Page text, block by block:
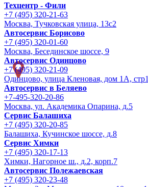
Техцентр - Фили
+7 (495) 320-21-63
Москва, Тучковская улица, 13с2
Автосервис Борисово
+7 (495) 320-01-60
Москва, Бесединское шоссе, 9
Автосервис Одинцово
+7 (495) 320-21-09
Одинцово, улица Кленовая, дом 1А, стр1
Автосервис в Беляево
+7-495-320-20-86
Москва, ул. Академика Опарина, д.5
Сервис Балашиха
+7 (495) 320-20-85
Балашиха, Кучинское шоссе, д.8
Сервис Химки
+7 (495) 320-17-13
Химки, Нагорное ш., д.2, корп.7
Автосервис Полежаевская
+7 (495) 320-23-48